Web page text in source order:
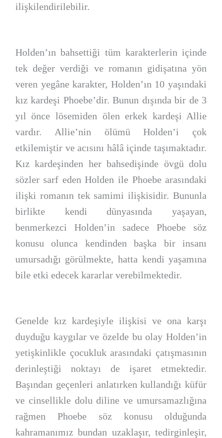
ilişkilendirilebilir.
Holden’ın bahsettiği tüm karakterlerin içinde
tek değer verdiği ve romanın gidişatına yön
veren yegâne karakter, Holden’ın 10 yaşındaki
kız kardeşi Phoebe’dir. Bunun dışında bir de 3
yıl önce lösemiden ölen erkek kardeşi Allie
vardır. Allie’nin ölümü Holden’i çok
etkilemiştir ve acısını hâlâ içinde taşımaktadır.
Kız kardeşinden her bahsedişinde övgü dolu
sözler sarf eden Holden ile Phoebe arasındaki
ilişki romanın tek samimi ilişkisidir. Bununla
birlikte kendi dünyasında yaşayan,
benmerkezci Holden’in sadece Phoebe söz
konusu olunca kendinden başka bir insanı
umursadığı görülmekte, hatta kendi yaşamına
bile etki edecek kararlar verebilmektedir.
Genelde kız kardeşiyle ilişkisi ve ona karşı
duyduğu kaygılar ve özelde bu olay Holden’in
yetişkinlikle çocukluk arasındaki çatışmasının
derinleştiği noktayı de işaret etmektedir.
Başından geçenleri anlatırken kullandığı küfür
ve cinsellikle dolu diline ve umursamazlığına
rağmen Phoebe söz konusu olduğunda
kahramanımız bundan uzaklaşır, tedirginleşir,